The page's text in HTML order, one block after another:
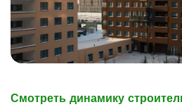
Смотреть динамику